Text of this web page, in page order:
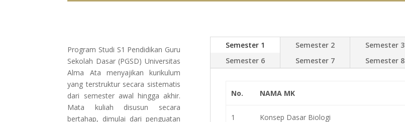
Program Studi S1 Pendidikan Guru
Sekolah Dasar (PGSD) Universitas
Alma Ata menyajikan kurikulum
yang terstruktur secara sistematis
dari semester awal hingga akhir.
Mata kuliah disusun secara
bertahap, dimulai dari penguatan
Semester 1 Semester 2 Semester 3
Semester 6
Semester 7 Semester 8
No. NAMA MK
1 Konsep Dasar Biologi